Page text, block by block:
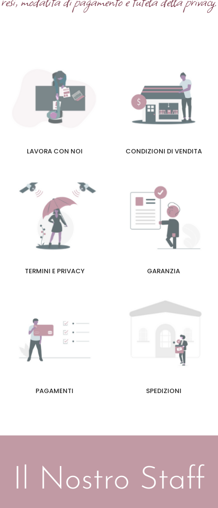
LAVORA CON NOI CONDIZIONI DI VENDITA
TERMINI E PRIVACY GARANZIA
PAGAMENTI SPEDIZIONI
Il Nostro Staff